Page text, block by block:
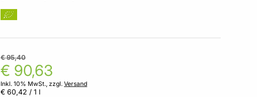
€ 90,63
€ 95,40
Inkl. 10% MwSt., zzgl. Versand
€ 60,42 / 1 l